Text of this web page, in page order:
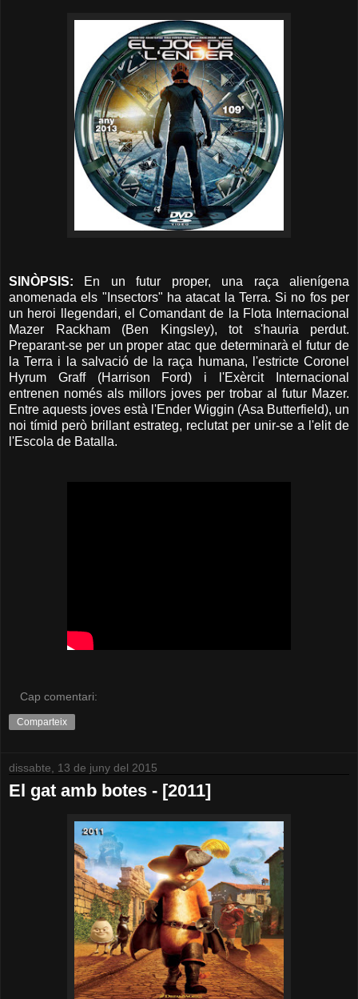
SINÒPSIS:
En un futur proper, una raça alienígena
anomenada els "Insectors" ha atacat la Terra. Si no fos per
un heroi llegendari, el Comandant de la Flota Internacional
Mazer Rackham (Ben Kingsley), tot s'hauria perdut.
Preparant-se per un proper atac que determinarà el futur de
la Terra i la salvació de la raça humana, l'estricte Coronel
Hyrum Graff (Harrison Ford) i l'Exèrcit Internacional
entrenen només als millors joves per trobar al futur Mazer.
Entre aquests joves està l'Ender Wiggin (Asa Butterfield), un
noi tímid però brillant estrateg, reclutat per unir-se a l'elit de
l'Escola de Batalla.
Cap comentari:
Comparteix
dissabte, 13 de juny del 2015
El gat amb botes - [2011]